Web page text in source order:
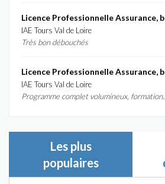
IAE Tours Val de Loire
Très bon débouchés
IAE Tours Val de Loire
Programme complet volumineux, formation...
Les plus
populaires